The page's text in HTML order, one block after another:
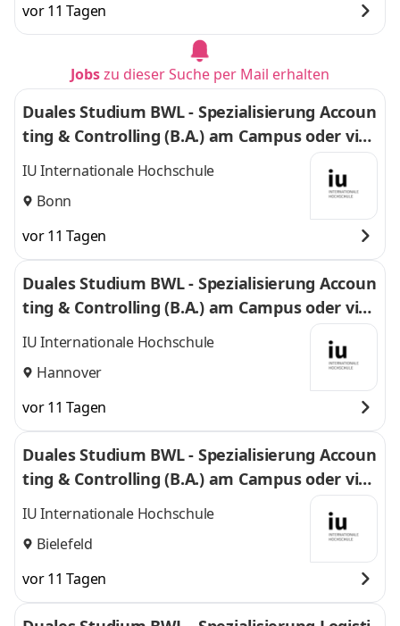
vor 11 Tagen
Jobszu dieser Suche per Mail erhalten
Duales Studium BWL - Spezialisierung Accoun
ting & Controlling (B.A.) am Campus oder virt
uell
IU Internationale Hochschule
Bonn
vor 11 Tagen
Duales Studium BWL - Spezialisierung Accoun
ting & Controlling (B.A.) am Campus oder virt
uell
IU Internationale Hochschule
Hannover
vor 11 Tagen
Duales Studium BWL - Spezialisierung Accoun
ting & Controlling (B.A.) am Campus oder virt
uell
IU Internationale Hochschule
Bielefeld
vor 11 Tagen